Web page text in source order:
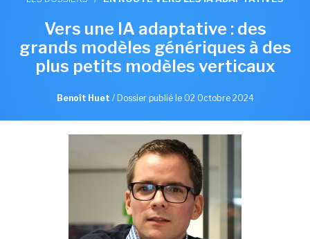
Vers une IA adaptative : des
grands modèles génériques à des
plus petits modèles verticaux
Benoît Huet / Dossier publié le 02 Octobre 2024